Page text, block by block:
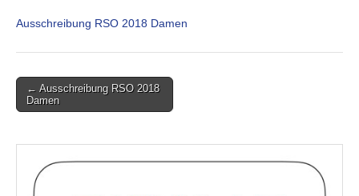
Ausschreibung RSO 2018 Damen
Post
navigation
← Ausschreibung RSO 2018
Damen